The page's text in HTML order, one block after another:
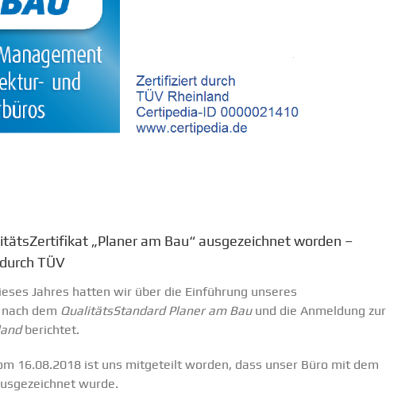
„Planer am Bau“ ausgezeichnet worden –
TÜV
Jahres hatten wir über die Einführung unseres
dem QualitätsStandard Planer am Bauund die Anmeldung zur
berichtet.
16.08.2018 ist uns mitgeteilt worden, dass unser Büro mit dem
wurde.